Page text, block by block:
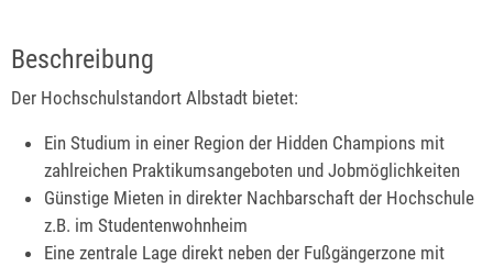
Beschreibung
Der Hochschulstandort Albstadt bietet:
Ein Studium in einer Region der Hidden Champions mit
zahlreichen Praktikumsangeboten und Jobmöglichkeiten
Günstige Mieten in direkter Nachbarschaft der Hochschule
z.B. im Studentenwohnheim
Eine zentrale Lage direkt neben der Fußgängerzone mit